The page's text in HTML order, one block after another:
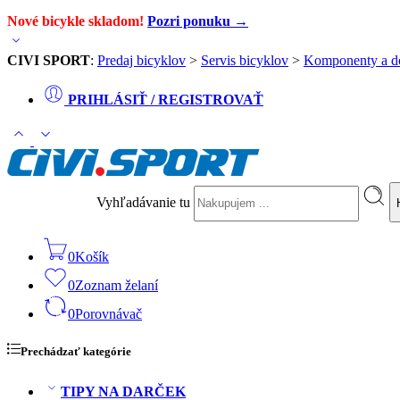
Nové bicykle skladom! Pozri ponuku →
CIVI SPORT: Predaj bicyklov > Servis bicyklov > Komponenty a
PRIHLÁSIŤ / REGISTROVAŤ
Vyhľadávanie tu
0Košík
0Zoznam želaní
0Porovnávač
Prechádzať kategórie
TIPY NA DARČEK